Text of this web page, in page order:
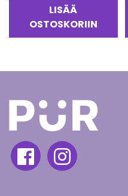
LISÄÄ
OSTOSKORIIN